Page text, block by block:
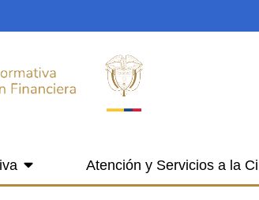
Atención y Servicios a la